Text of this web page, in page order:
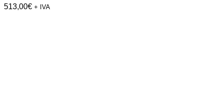
513,00€ + IVA